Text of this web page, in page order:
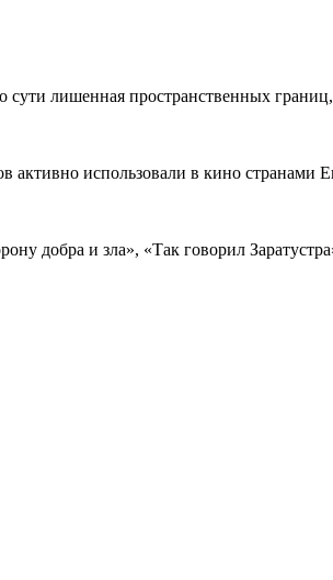
сути лишенная пространственных
использовали в кино странами
и зла», «Так говорил